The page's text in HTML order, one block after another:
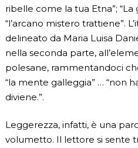
ribelle come la tua Etna”;
“l’arcano mistero trattiene”.
delineato da Maria Luisa
nella seconda parte,
polesane, rammentandoci
“la mente galleggia” … “non
diviene.”.
Leggerezza, infatti, è una
volumetto. Il lettore si sente